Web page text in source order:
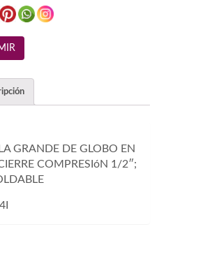
GRANDE DE GLOBO EN
COMPRESIóN 1/2″;